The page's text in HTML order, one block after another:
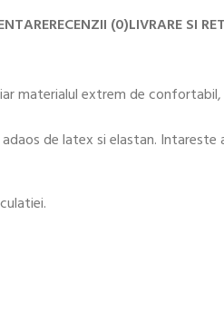
RECENZII (0)LIVRARE SI
materialul extrem de
de latex si elastan.